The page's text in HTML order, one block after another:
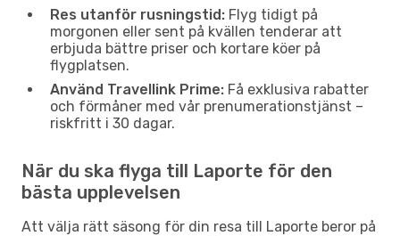
Res utanför rusningstid: Flyg tidigt på
morgonen eller sent på kvällen tenderar att
erbjuda bättre priser och kortare köer på
flygplatsen.
Använd Travellink Prime: Få exklusiva rabatter
och förmåner med vår prenumerationstjänst –
riskfritt i 30 dagar.
När du ska flyga till Laporte för den
bästa upplevelsen
Att välja rätt säsong för din resa till Laporte beror på